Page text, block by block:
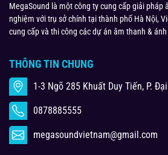
MegaSound là một công ty cung cấp giải pháp
nghiệm với trụ sở chính tại thành phố Hà Nội,
cung cấp và thi công các dự án âm thanh &
THÔNG TIN CHUNG
1-3 Ngõ 285 Khuất Duy Tiến, P.
0878885555
megasoundvietnam@gmail.com